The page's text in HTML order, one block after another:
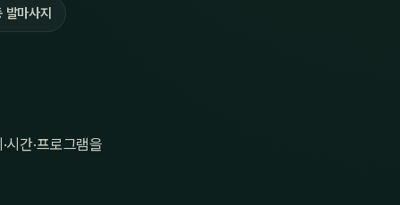
발마사지
간·프로그램을